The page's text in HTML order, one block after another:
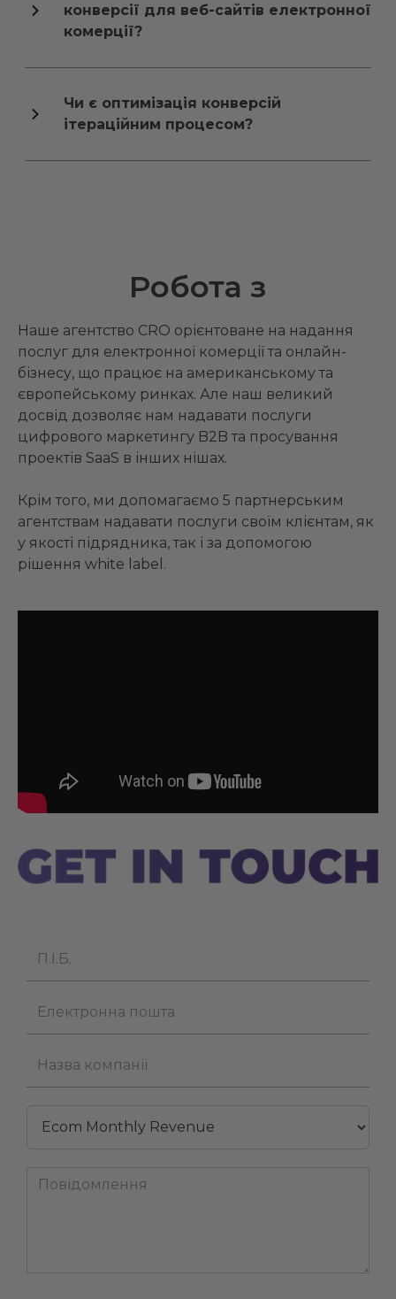
конверсії для веб-сайтів електронної
комерції?
Чи є оптимізація конверсій
ітераційним процесом?
Робота з
Наше агентство CRO орієнтоване на надання
послуг для електронної комерції та онлайн-
бізнесу, що працює на американському та
європейському ринках. Але наш великий
досвід дозволяє нам надавати послуги
цифрового маркетингу B2B та просування
проектів SaaS в інших нішах.
Крім того, ми допомагаємо 5 партнерським
агентствам надавати послуги своїм клієнтам, як
у якості підрядника, так і за допомогою
рішення white label.